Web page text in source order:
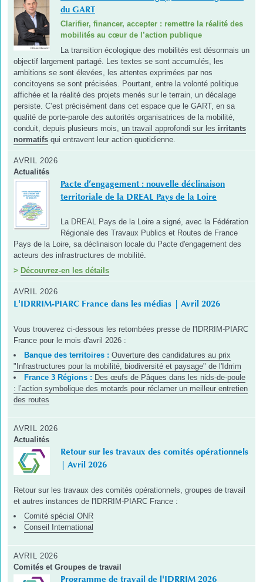
du GART
Clarifier, financer, accepter : remettre la réalité des
mobilités au cœur de l’action publique
La transition écologique des mobilités est désormais un
objectif largement partagé. Les textes se sont accumulés, les
ambitions se sont élevées, les attentes exprimées par nos
concitoyens se sont précisées. Pourtant, entre la volonté politique
affichée et la réalité des projets menés sur le terrain, un décalage
persiste. C’est précisément dans cet espace que le GART, en sa
qualité de porte-parole des autorités organisatrices de la mobilité,
conduit, depuis plusieurs mois, un travail approfondi sur les irritants
normatifs qui entravent leur action quotidienne.
AVRIL 2026
Actualités
Pacte d’engagement : nouvelle déclinaison
territoriale de la DREAL Pays de la Loire
La DREAL Pays de la Loire a signé, avec la Fédération
Régionale des Travaux Publics et Routes de France
Pays de la Loire, sa déclinaison locale du Pacte d'engagement des
acteurs des infrastructures de mobilité.
> Découvrez-en les détails
AVRIL 2026
L'IDRRIM-PIARC France dans les médias | Avril 2026
Vous trouverez ci-dessous les retombées presse de l'IDRRIM-PIARC
France pour le mois d'avril 2026 :
Banque des territoires : Ouverture des candidatures au prix
"Infrastructures pour la mobilité, biodiversité et paysage" de l'Idrrim
France 3 Régions : Des œufs de Pâques dans les nids-de-poule
: l’action symbolique des motards pour réclamer un meilleur entretien
des routes
AVRIL 2026
Actualités
Retour sur les travaux des comités opérationnels
| Avril 2026
Retour sur les travaux des comités opérationnels, groupes de travail
et autres instances de l'IDRRIM-PIARC France :
Comité spécial ONR
Conseil International
AVRIL 2026
Comités et Groupes de travail
Programme de travail de l'IDRRIM 2026